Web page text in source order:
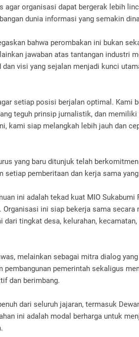
agar organisasi dapat bergerak lebih
dunia informasi yang semakin
bahwa perombakan ini bukan
jawaban atas tantangan industri
visi yang sejalan menjadi kunci
setiap posisi berjalan optimal. Kami
teguh prinsip jurnalistik, dan memiliki
kami siap melangkah lebih jauh dan
yang baru ditunjuk telah
pemberitaan dan kerja sama
ini adalah tekad kuat MIO Sukabumi
ini siap bekerja sama secara
tingkat desa, kelurahan, kecamatan,
melainkan sebagai mitra dialog
pemerintah sekaligus
dan berimbang.
dari seluruh jajaran, termasuk
ini adalah modal berharga untuk